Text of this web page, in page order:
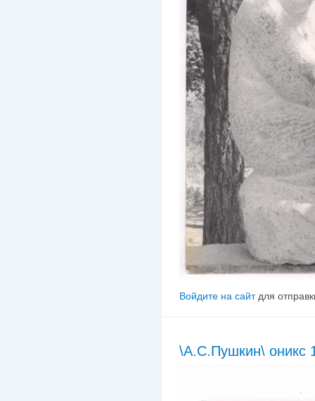
Войдите на сайтдля
\А.С.Пушкин\ оникс